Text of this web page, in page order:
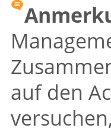
auf den